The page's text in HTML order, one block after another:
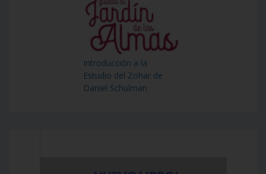
Introducción a la
Estudio del Zohar de
Daniel Schulman